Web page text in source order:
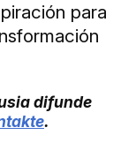
para
difunde
.